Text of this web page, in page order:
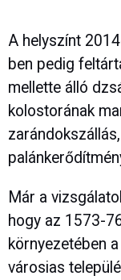
A helyszínt
ben pedig
mellette álló
kolostorának
Már a
hogy az 1573-
környezetében
városias